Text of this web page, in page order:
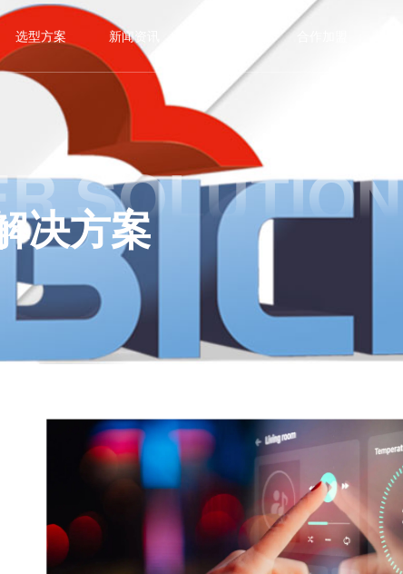
选型方案 新闻资讯
SOLUTION
决方案